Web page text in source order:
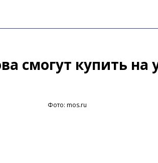
смогут купить на
Фото: mos.ru